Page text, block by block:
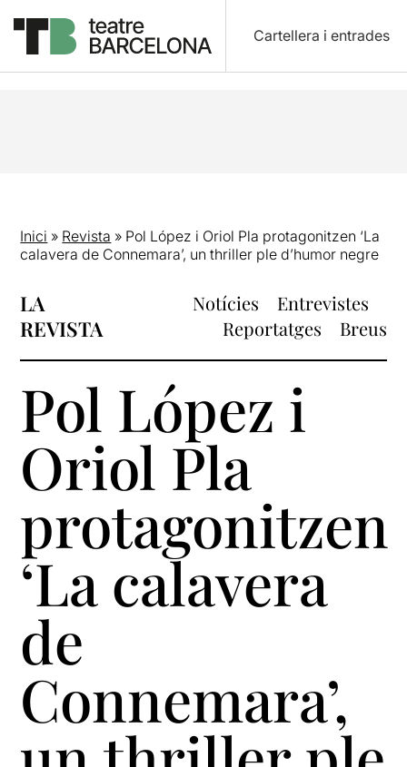
Cartellera i entrades
Inici » Revista » Pol López i Oriol Pla protagonitzen ‘La
calavera de Connemara’, un thriller ple d’humor negre
LA
REVISTA
Notícies
Entrevistes
Reportatges
Breus
Pol López i
Oriol Pla
protagonitzen
‘La calavera
de
Connemara’,